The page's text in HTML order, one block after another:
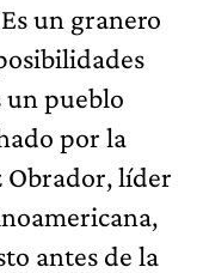
un granero
un pueblo
por la
Obrador, líder
antes de la